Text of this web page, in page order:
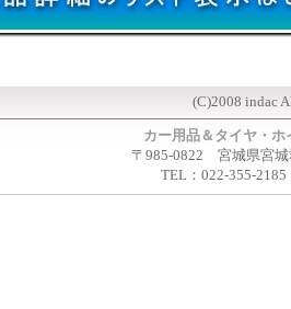
(C)2008 indac
カー用品＆タイヤ・
〒985-0822 宮城県宮城
TEL：022-355-